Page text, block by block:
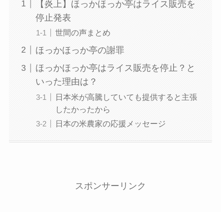
【炎上】ほっかほっか亭はライス販売を
停止発表
世間の声まとめ
ほっかほっか亭の謝罪
ほっかほっか亭はライス販売を停止？と
いった理由は？
日本米が高騰していても提供すると主張
したかったから
日本の米農家の応援メッセージ
スポンサーリンク